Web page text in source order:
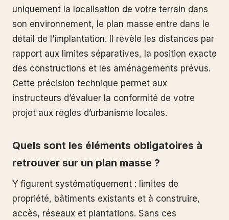
uniquement la localisation de votre terrain dans
son environnement, le plan masse entre dans le
détail de l’implantation. Il révèle les distances par
rapport aux limites séparatives, la position exacte
des constructions et les aménagements prévus.
Cette précision technique permet aux
instructeurs d’évaluer la conformité de votre
projet aux règles d’urbanisme locales.
Quels sont les éléments obligatoires à
retrouver sur un plan masse ?
Y figurent systématiquement : limites de
propriété, bâtiments existants et à construire,
accès, réseaux et plantations. Sans ces